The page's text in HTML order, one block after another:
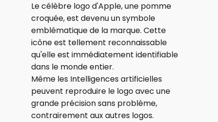
Le célèbre logo d'Apple, une pomme
croquée, est devenu un symbole
emblématique de la marque. Cette
icône est tellement reconnaissable
qu'elle est immédiatement identifiable
dans le monde entier.
Même les Intelligences artificielles
peuvent reproduire le logo avec une
grande précision sans problème,
contrairement aux autres logos.